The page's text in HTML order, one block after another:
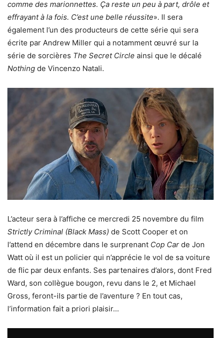
comme des marionnettes. Ça reste un peu à part, drôle et
effrayant à la fois. C’est une belle réussite». Il sera
également l’un des producteurs de cette série qui sera
écrite par Andrew Miller qui a notamment œuvré sur la
série de sorcières The Secret Circle ainsi que le décalé
Nothing de Vincenzo Natali.
L’acteur sera à l’affiche ce mercredi 25 novembre du film
Strictly Criminal (Black Mass) de Scott Cooper et on
l’attend en décembre dans le surprenant Cop Car de Jon
Watt où il est un policier qui n’apprécie le vol de sa voiture
de flic par deux enfants. Ses partenaires d’alors, dont Fred
Ward, son collègue bougon, revu dans le 2, et Michael
Gross, feront-ils partie de l’aventure ? En tout cas,
l’information fait a priori plaisir…